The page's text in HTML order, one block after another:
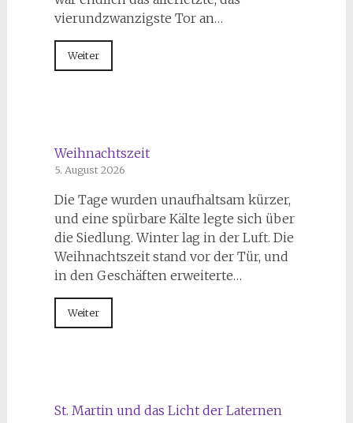
vierundzwanzigste Tor an…
Weiter
Weihnachtszeit
5. August 2026
Die Tage wurden unaufhaltsam kürzer,
und eine spürbare Kälte legte sich über
die Siedlung. Winter lag in der Luft. Die
Weihnachtszeit stand vor der Tür, und
in den Geschäften erweiterte…
Weiter
St. Martin und das Licht der Laternen